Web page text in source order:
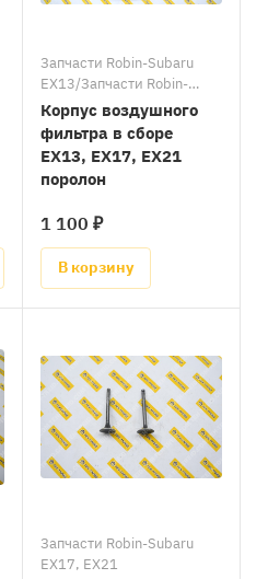
Запчасти Robin-Subaru
EX13/Запчасти Robin-
Subaru EX17, EX21
Корпус воздушного
фильтра в сборе
EX13, EX17, EX21
поролон
1 100 ₽
В корзину
Запчасти Robin-Subaru
EX17, EX21